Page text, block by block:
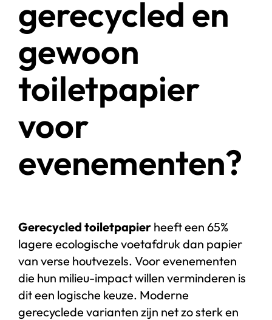
gerecycled en
gewoon
toiletpapier
voor
evenementen?
Gerecycled toiletpapierheeft een 65%
lagere ecologische voetafdruk dan papier
van verse houtvezels. Voor evenementen
die hun milieu-impact willen verminderen is
dit een logische keuze. Moderne
gerecyclede varianten zijn net zo sterk en